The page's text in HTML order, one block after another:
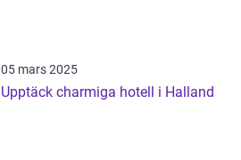
05 mars 2025
Upptäck charmiga hotell i Halland